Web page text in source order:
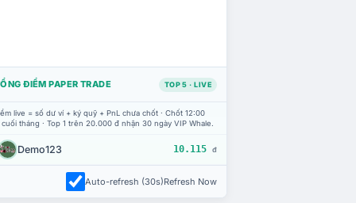
ĐIỂM PAPER TRADE TOP 5 · LIVE
live = số dư ví + ký quỹ + PnL chưa chốt · Chốt 12:00
tháng · Top 1 trên 20.000 đ nhận 30 ngày VIP Whale.
Demo123 10.115 đ
Auto-refresh (30s)Refresh Now